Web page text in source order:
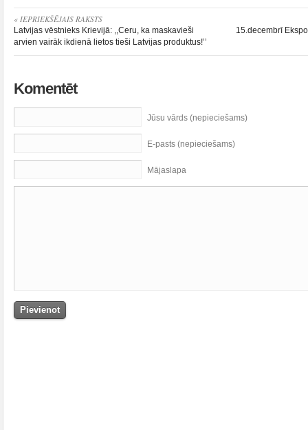
« IEPRIEKŠĒJAIS RAKSTS
Latvijas vēstnieks Krievijā: ,,Ceru, ka maskavieši
arvien vairāk ikdienā lietos tieši Latvijas produktus!’’
15.decembrī
Komentēt
Jūsu vārds (nepieciešams)
E-pasts (nepieciešams)
Mājaslapa